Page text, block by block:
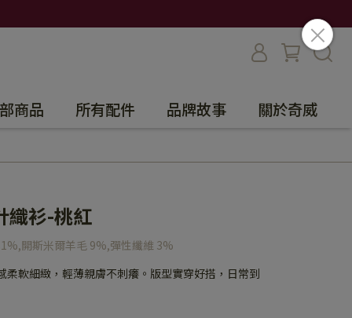
商品 所有配件 品牌故事 關於奇威
織衫-桃紅
開斯米爾羊毛 9%,彈性纖維 3%
柔軟細緻，輕薄親膚不刺癢。版型實穿好搭，日常到